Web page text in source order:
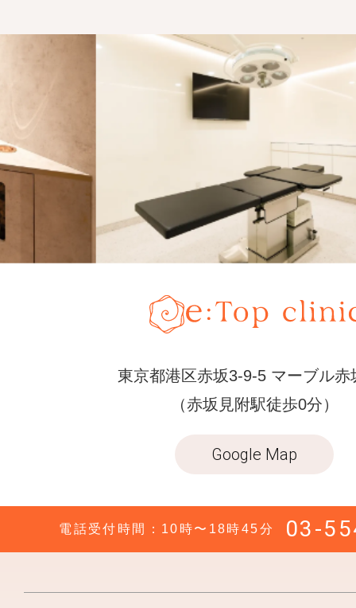
東京都港区赤坂3-9-5 マーブル赤
（赤坂見附駅徒歩0分）
Google Map
電話受付時間：10時〜18時45分 03-